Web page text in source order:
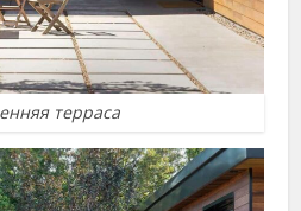
терраса